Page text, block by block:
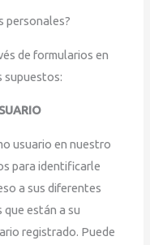
personales?
de formularios en
supuestos:
usuario en nuestro
para identificarle
a sus diferentes
están a su
registrado. Puede